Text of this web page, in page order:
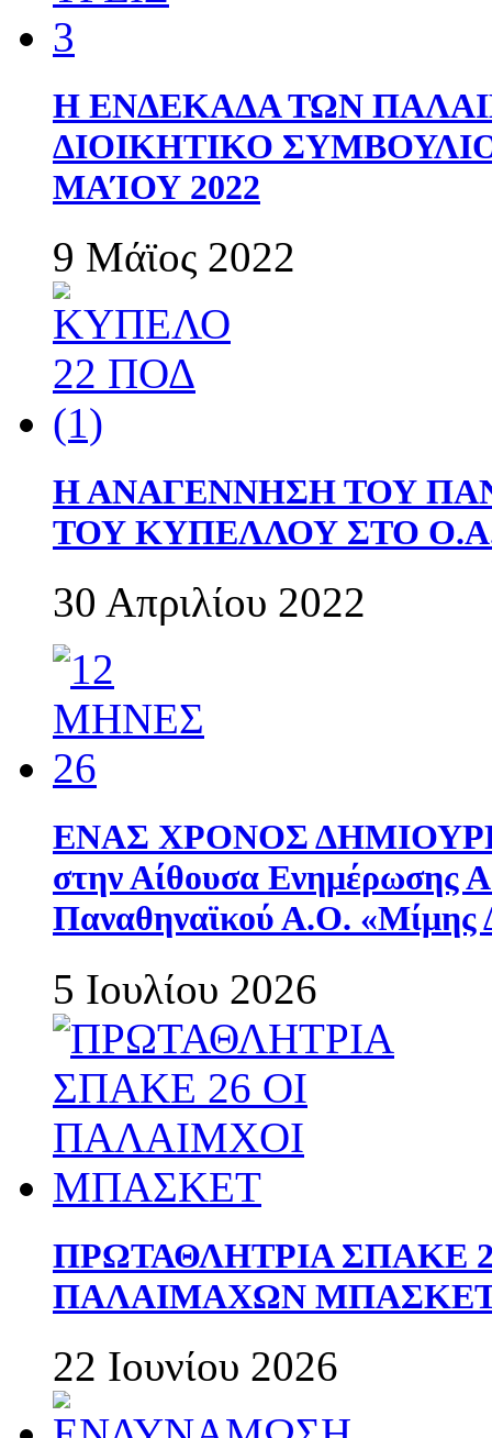
Η ΕΝΔΕΚΑΔΑ ΤΩΝ
ΔΙΟΙΚΗΤΙΚΟ
ΜΑΊΟΥ 2022
9 Μάϊος 2022
Η ΑΝΑΓΕΝΝΗΣΗ ΤΟΥ
ΤΟΥ ΚΥΠΕΛΛΟΥ ΣΤΟ
30 Απριλίου 2022
ΕΝΑΣ ΧΡΟΝΟΣ
στην Αίθουσα Ενημέρωσης
Παναθηναϊκού Α.Ο. «Μίμης
5 Ιουλίου 2026
ΠΡΩΤΑΘΛΗΤΡΙΑ ΣΠΑΚΕ
ΠΑΛΑΙΜΑΧΩΝ
22 Ιουνίου 2026